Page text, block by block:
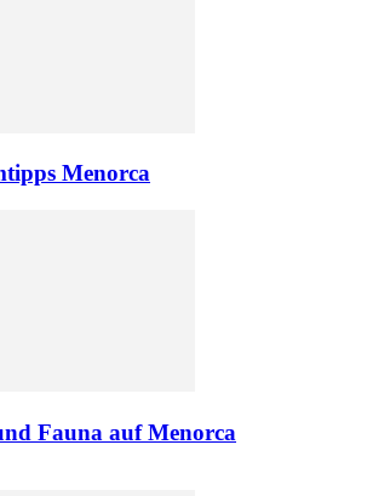
Menorca
Fauna auf Menorca